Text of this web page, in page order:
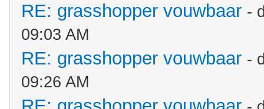
RE: grasshopper vouwbaar -
09:03 AM
RE: grasshopper vouwbaar -
09:26 AM